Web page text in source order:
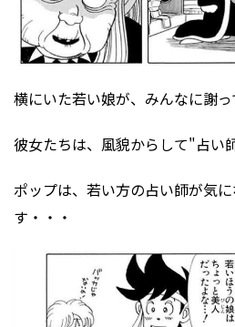
横にいた若い娘が、みんなに謝
彼女たちは、風貌からして"占い
ポップは、若い方の占い師が気
す・・・